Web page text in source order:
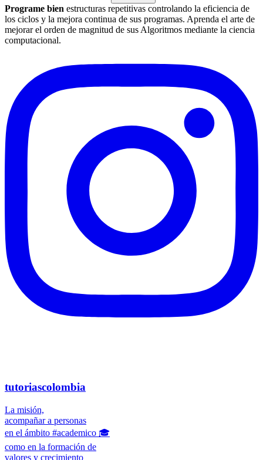
Programe bien estructuras repetitivas controlando la eficiencia de
los ciclos y la mejora continua de sus programas. Aprenda el arte de
mejorar el orden de magnitud de sus Algoritmos mediante la ciencia
computacional.
tutoriascolombia
La misión,
acompañar a personas
en el ámbito #academico 🎓
como en la formación de
valores y crecimiento